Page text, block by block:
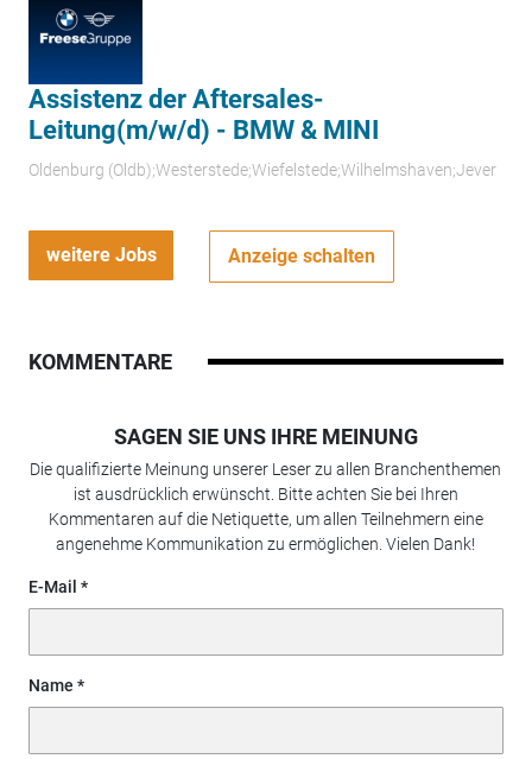
Assistenz der Aftersales-
Leitung(m/w/d) - BMW & MINI
Oldenburg (Oldb);Westerstede;Wiefelstede;Wilhelmshaven;Jever
weitere Jobs Anzeige schalten
KOMMENTARE
SAGEN SIE UNS IHRE MEINUNG
Die qualifizierte Meinung unserer Leser zu allen Branchenthemen
ist ausdrücklich erwünscht. Bitte achten Sie bei Ihren
Kommentaren auf die Netiquette, um allen Teilnehmern eine
angenehme Kommunikation zu ermöglichen. Vielen Dank!
E-Mail
Name